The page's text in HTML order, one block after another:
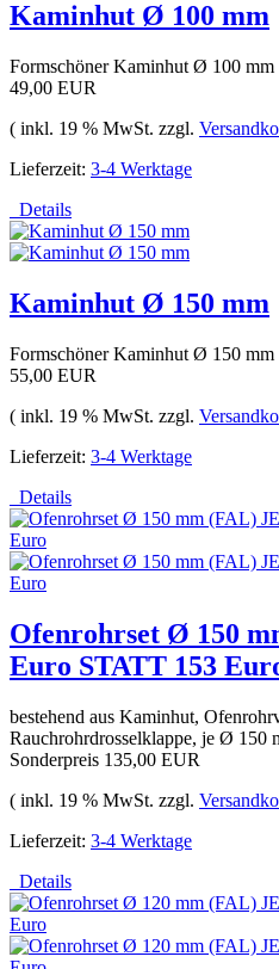
Kaminhut Ø 100 mm
Formschöner Kaminhut Ø 100 mm
49,00 EUR
( inkl. 19 % MwSt. zzgl.
Lieferzeit: 3-4 Werktage
Details
Kaminhut Ø 150 mm
Formschöner Kaminhut Ø 150 mm
55,00 EUR
( inkl. 19 % MwSt. zzgl.
Lieferzeit: 3-4 Werktage
Details
Ofenrohrset Ø 150
Euro STATT 153
bestehend aus Kaminhut,
Rauchrohrdrosselklappe, je Ø 150
Sonderpreis 135,00 EUR
( inkl. 19 % MwSt. zzgl.
Lieferzeit: 3-4 Werktage
Details